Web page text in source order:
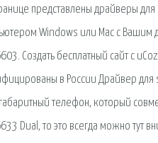
представлены драйверы
Windows или Mac с Вашим
Создать бесплатный сайт с
в России Драйвер
телефон, который
Dual, то это всегда можно тут